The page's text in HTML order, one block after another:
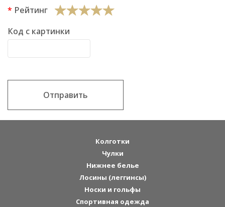
Рейтинг
Код с картинки
Отправить
Колготки
Чулки
Нижнее белье
Лосины (леггинсы)
Носки и гольфы
Спортивная одежда